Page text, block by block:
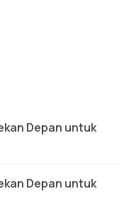
Depan untuk
Depan untuk